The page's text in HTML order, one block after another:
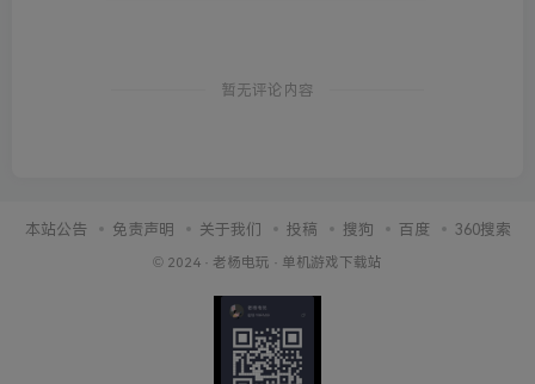
暂无评论内容
本站公告 免责声明 关于我们 投稿 搜狗 百度 360搜索
© 2024 · 老杨电玩 · 单机游戏下载站